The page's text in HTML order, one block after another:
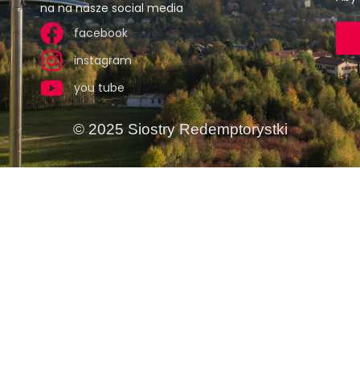
na na nasze social media
facebook
instagram
you tube
© 2025 Siostry Redemptorystki